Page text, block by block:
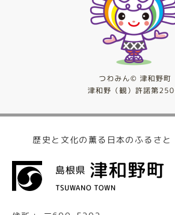
歴史と文化の薫る日本のふるさと